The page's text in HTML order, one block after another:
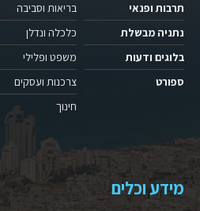
תרבות ופנאי
נתניה מבשלת
בלוגים ודעות
ספורט
בריאות וסביבה
כלכלה ונדלן
משפט ופלילי
צרכנות ועסקים
חינוך
מידע וכלים